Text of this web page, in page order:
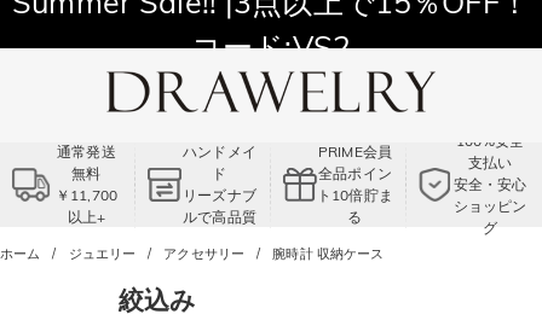
コード:VS2
通常発送
無料
￥11,700
以上+
ハンドメイ
ド
リーズナブ
ルで高品質
PRIME会員
全品ポイン
ト10倍貯ま
る
100%安全
支払い
安全・安心
ショッピン
グ
ホーム ジュエリー アクセサリー 腕時計 収納ケース
絞込み